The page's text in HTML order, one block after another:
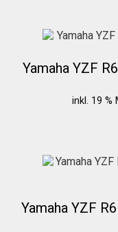
Yamaha YZF
inkl. 19 %
Yamaha YZF